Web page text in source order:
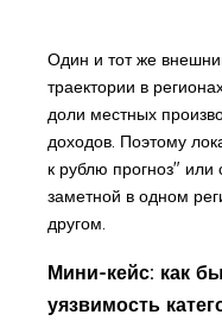
Один и тот же
траектории в
доли местных
доходов. Поэтому
к рублю прогноз"
заметной в одном
другом.
Мини-кейс: как
уязвимость